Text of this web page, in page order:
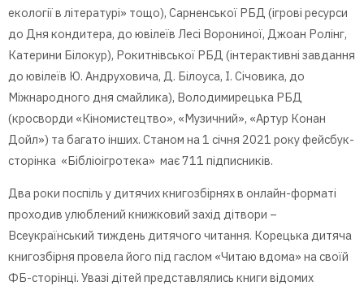
екології в літературі» тощо), Сарненської РБД (ігрові ресурси
до Дня кондитера, до ювілеїв Лесі Ворониної, Джоан Ролінг,
Катерини Білокур), Рокитнівської РБД (інтерактивні завдання
до ювілеїв Ю. Андруховича, Д. Білоуса, І. Січовика, до
Міжнародного дня смайлика), Володимирецька РБД
(кросворди «Кіномистецтво», «Музичний», «Артур Конан
Дойл») та багато інших. Станом на 1 січня 2021 року фейсбук-
сторінка «Бібліоігротека» має 711 підписників.
Два роки поспіль у дитячих книгозбірнях в онлайн-форматі
проходив улюблений книжковий захід дітвори –
Всеукраїнський тиждень дитячого читання. Корецька дитяча
книгозбірня провела його під гаслом «Читаю вдома» на своїй
ФБ-сторінці. Увазі дітей представлялись книги відомих